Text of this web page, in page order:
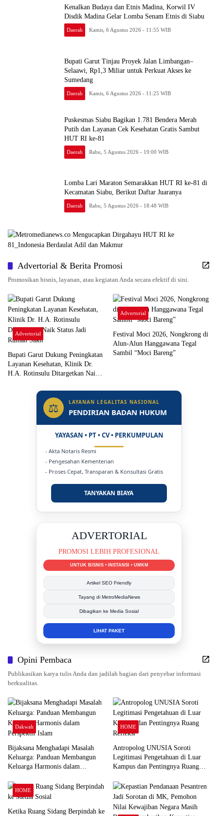
Kenalkan Budaya dan Etnis Madina, Korwil IV
Disdik Madina Gelar Lomba Senam Etnis di Siabu
Daerah Kamis, 6 Agustus 2026 - 11:55 WIB
Bupati Garut Tinjau Proyek Jalan Limbangan–
Selaawi, Rp1,3 Miliar untuk Perkuat Akses ke
Sumedang
Daerah Kamis, 6 Agustus 2026 - 11:25 WIB
Puskesmas Siabu Bagikan 1.781 Bendera Merah
Putih dan Layanan Cek Kesehatan Gratis Sambut
HUT RI ke-81
Daerah Rabu, 5 Agustus 2026 - 19:00 WIB
Lomba Lari Maraton Semarakkan HUT RI ke-81 di
Kecamatan Siabu, Berikut Daftar Juaranya
Daerah Rabu, 5 Agustus 2026 - 18:48 WIB
Advertorial & Berita Promosi
Promosikan bisnis, layanan, atau kegiatan Anda secara efektif di sini.
Advertorial
Bupati Garut Dukung Peningkatan
Layanan Kesehatan, Klinik Dr.
H.A. Rotinsulu Ditargetkan Naik
Advertorial
Festival Moci 2026, Nongkrong di
Alun-Alun Hanggawana Tegal
Sambil “Moci Bareng”
⚖ LAYANAN LEGALITAS NASIONAL
PENDIRIAN BADAN HUKUM
YAYASAN • PT • CV • PERKUMPULAN
- Akta Notaris Resmi
- Pengesahan Kementerian
- Proses Cepat, Transparan & Konsultasi Gratis
TANYAKAN BIAYA
DUKUNG KAMI
MEDIA INFORMASI TERPERCAYA
Publikasi Kegiatan
Berita Promosi
Tingkatkan Branding Anda
INFO SELENGKAPNYA
Opini Pembaca
Publikasikan karya tulis Anda dan jadilah bagian dari penyebar informasi
berkualitas.
Dakwah
Bijaksana Menghadapi Masalah
Keluarga: Panduan Membangun
Keluarga Harmonis dalam
HOME
Antropolog UNUSIA Soroti
Legitimasi Pengetahuan di Luar
Kampus dan Pentingnya Ruang
HOME
Ketika Ruang Sidang Berpindah ke